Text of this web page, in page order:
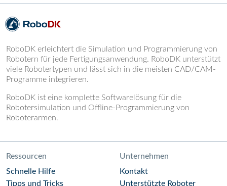
RoboDK erleichtert die Simulation und Programmierung von
Robotern für jede Fertigungsanwendung. RoboDK unterstützt
viele Robotertypen und lässt sich in die meisten CAD/CAM-
Programme integrieren.
RoboDK ist eine komplette Softwarelösung für die
Robotersimulation und Offline-Programmierung von
Roboterarmen.
Ressourcen
Schnelle Hilfe
Tipps und Tricks
Unternehmen
Kontakt
Unterstützte Roboter